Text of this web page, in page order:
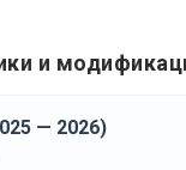
и
— 2026)